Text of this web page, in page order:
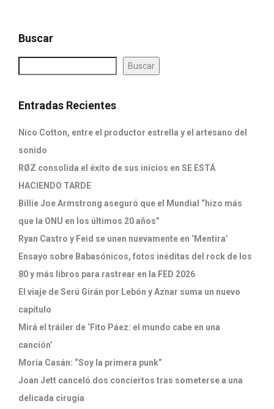
Buscar
Buscar
Entradas Recientes
Nico Cotton, entre el productor estrella y el artesano del
sonido
RØZ consolida el éxito de sus inicios en SE ESTÁ
HACIENDO TARDE
Billie Joe Armstrong aseguró que el Mundial “hizo más
que la ONU en los últimos 20 años”
Ryan Castro y Feid se unen nuevamente en ‘Mentira’
Ensayo sobre Babasónicos, fotos inéditas del rock de los
80 y más libros para rastrear en la FED 2026
El viaje de Serú Girán por Lebón y Aznar suma un nuevo
capítulo
Mirá el tráiler de ‘Fito Páez: el mundo cabe en una
canción’
Moria Casán: “Soy la primera punk”
Joan Jett canceló dos conciertos tras someterse a una
delicada cirugía